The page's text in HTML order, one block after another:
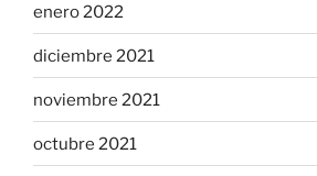
enero 2022
diciembre 2021
noviembre 2021
octubre 2021